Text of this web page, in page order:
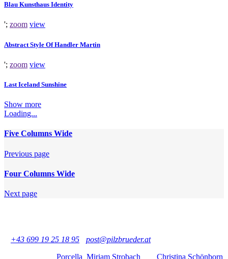
Blau Kunsthaus Identity
'; zoom view
Abstract Style Of Handler Martin
'; zoom view
Last Iceland Sunshine
Show more
Loading...
Five Columns Wide
Previous page
Four Columns Wide
Next page
+43 699 19 25 18 95
post@pilzbrueder.at
Porcella Miriam Strobach Christina Schönborn